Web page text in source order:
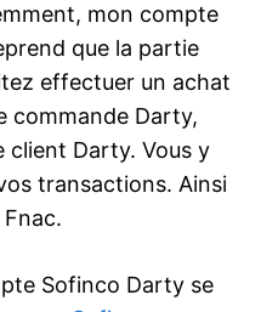
mon compte
que la partie
effectuer un achat
commande Darty,
client Darty. Vous y
transactions. Ainsi
Sofinco Darty se